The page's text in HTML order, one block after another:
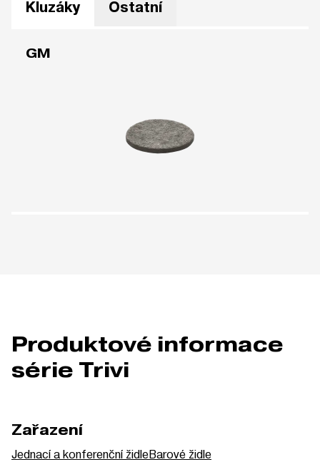
Kluzáky Ostatní
GM
Produktové informace
série Trivi
Zařazení
Jednací a konferenční židleBarové židle